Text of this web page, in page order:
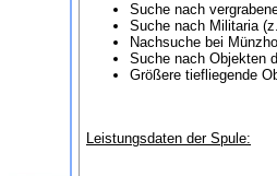
Suche nach
Suche nach Militaria
Nachsuche bei
Suche nach Objekten
Größere tiefliegende
Leistungsdaten der Spule: